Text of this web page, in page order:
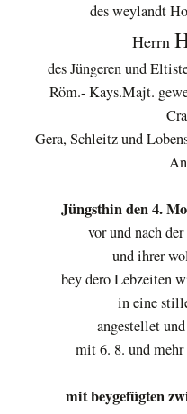
des weylandt
Herrn
des Jüngeren und
Röm.- Kays.Majt.
Gera, Schleitz und
Jüngsthin den 4.
vor und nach
und ihrer
bey dero Lebzeiten
in eine
angestellet
mit 6. 8. und mehr
mit beygefügten